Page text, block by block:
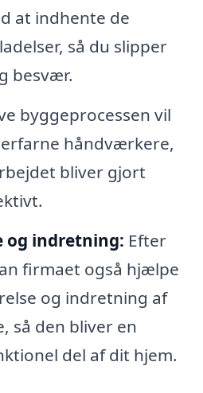
at indhente de
så du slipper
besvær.
byggeprocessen vil
håndværkere,
bliver gjort
og indretning: Efter
firmaet også hjælpe
og indretning af
så den bliver en
del af dit hjem.